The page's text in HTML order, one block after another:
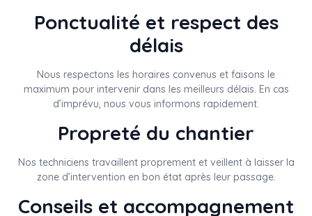
Ponctualité et respect des
délais
Nous respectons les horaires convenus et faisons le
maximum pour intervenir dans les meilleurs délais. En cas
d’imprévu, nous vous informons rapidement.
Propreté du chantier
Nos techniciens travaillent proprement et veillent à laisser la
zone d’intervention en bon état après leur passage.
Conseils et accompagnement